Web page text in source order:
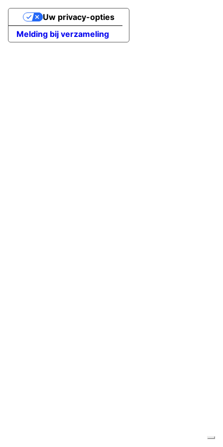
Melding bij verzameling
Uw privacy-opties